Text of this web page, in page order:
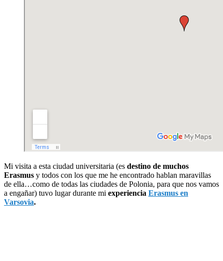
Mi visita a esta ciudad universitaria (es destino de muchos
Erasmus y todos con los que me he encontrado hablan maravillas
de ella…como de todas las ciudades de Polonia, para que nos vamos
a engañar) tuvo lugar durante mi experiencia Erasmus en
Varsovia.